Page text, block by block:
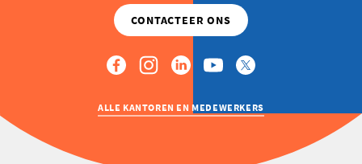
ALLE KANTOREN EN MEDEWERKERS